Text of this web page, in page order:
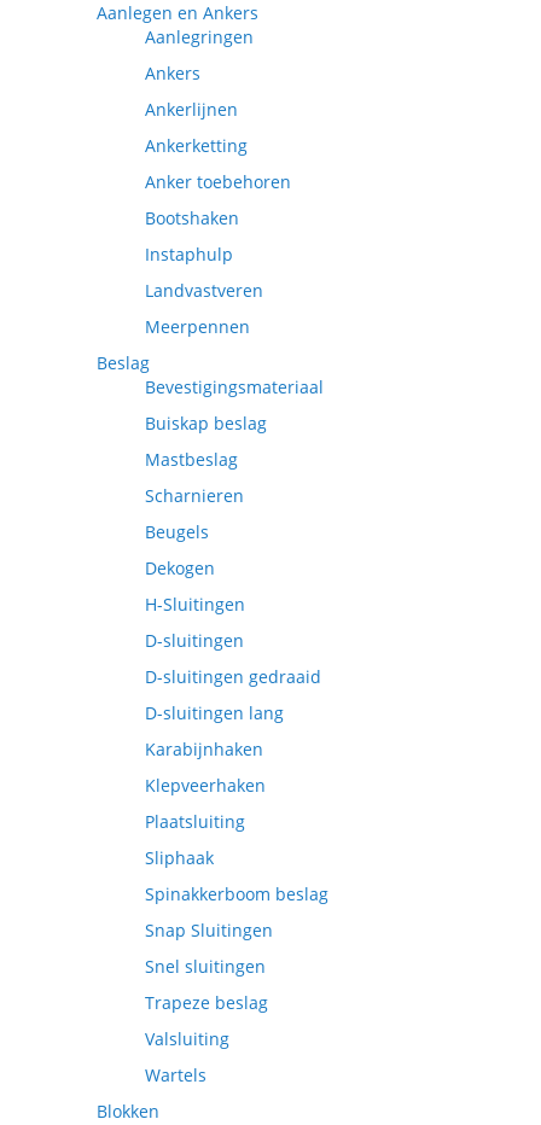
Aanlegen en Ankers
Aanlegringen
Ankers
Ankerlijnen
Ankerketting
Anker toebehoren
Bootshaken
Instaphulp
Landvastveren
Meerpennen
Beslag
Bevestigingsmateriaal
Buiskap beslag
Mastbeslag
Scharnieren
Beugels
Dekogen
H-Sluitingen
D-sluitingen
D-sluitingen gedraaid
D-sluitingen lang
Karabijnhaken
Klepveerhaken
Plaatsluiting
Sliphaak
Spinakkerboom beslag
Snap Sluitingen
Snel sluitingen
Trapeze beslag
Valsluiting
Wartels
Blokken